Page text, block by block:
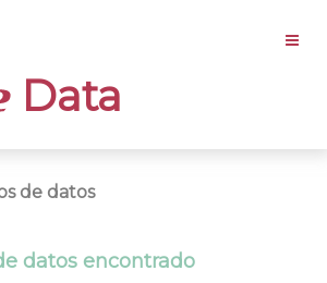
Data
de datos
datos encontrado